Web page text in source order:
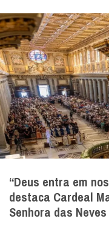
“Deus entra em
destaca Cardeal
Senhora das Neves